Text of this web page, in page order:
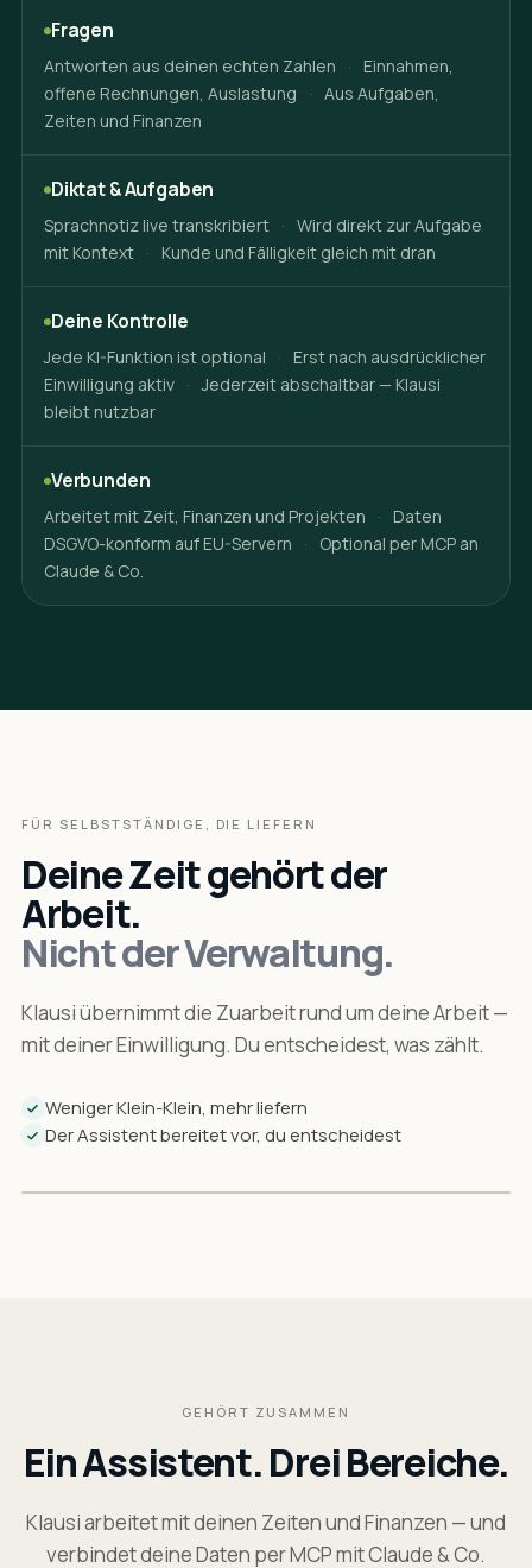
Fragen
Antworten aus deinen echten Zahlen ·
Einnahmen,
offene Rechnungen, Auslastung
· Aus Aufgaben,
Zeiten und Finanzen
Diktat & Aufgaben
Sprachnotiz live transkribiert · Wird direkt zur Aufgabe
mit Kontext · Kunde und Fälligkeit gleich mit dran
Deine Kontrolle
Jede KI-Funktion ist optional ·
Erst nach ausdrücklicher
Einwilligung aktiv · Jederzeit abschaltbar — Klausi
bleibt nutzbar
Verbunden
Arbeitet mit Zeit, Finanzen und Projekten ·
Daten
DSGVO-konform auf EU-Servern
·
Optional per MCP an
Claude & Co.
FÜR SELBSTSTÄNDIGE, DIE LIEFERN
Deine Zeit gehört der
Arbeit.
Nicht der Verwaltung.
Klausi übernimmt die Zuarbeit rund um deine Arbeit —
mit deiner Einwilligung. Du entscheidest, was zählt.
Weniger Klein-Klein, mehr liefern
Der Assistent bereitet vor, du entscheidest
GEHÖRT ZUSAMMEN
Ein Assistent. Drei Bereiche.
Klausi arbeitet mit deinen Zeiten und Finanzen — und
verbindet deine Daten per MCP mit Claude & Co.